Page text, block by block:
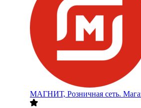
МАГНИТ, Розничная сеть.